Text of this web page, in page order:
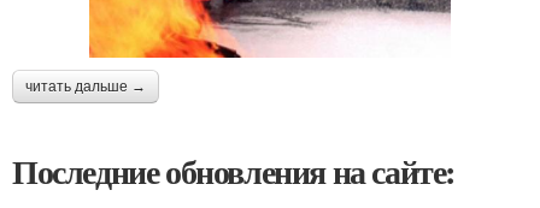
читать дальше →
Последние обновления на сайте: